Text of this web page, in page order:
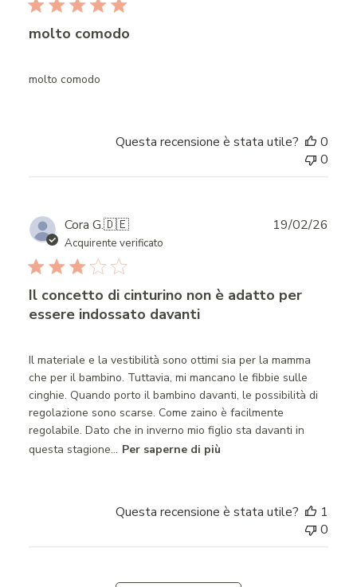
molto comodo
molto comodo
Questa recensione è stata utile?
0
0
Cora G.🇩🇪
Acquirente verificato
Il concetto di cinturino non è adatto per
essere indossato davanti
Il materiale e la vestibilità sono ottimi sia per la mamma
che per il bambino. Tuttavia, mi mancano le fibbie sulle
cinghie. Quando porto il bambino davanti, le possibilità di
regolazione sono scarse. Come zaino è facilmente
regolabile. Dato che in inverno mio figlio sta davanti in
questa stagione... Per saperne di più
19/02/26
Questa recensione è stata utile?
1
0